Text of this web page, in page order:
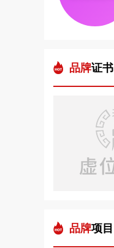
品牌证书
品牌项目